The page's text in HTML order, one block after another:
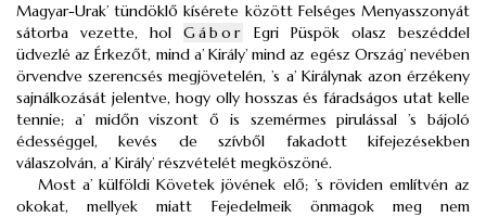
Magyar-Urak’ tündöklő kísérete között Felséges Menyasszonyát
sátorba vezette, hol Gábor Egri Püspök olasz beszéddel
üdvezlé az Érkezőt, mind a’ Király’ mind az egész Ország’ nevében
örvendve szerencsés megjövetelén, ’s a’ Királynak azon érzékeny
sajnálkozását jelentve, hogy olly hosszas és fáradságos utat kelle
tennie; a’ midőn viszont ő is szemérmes pirulással ’s bájoló
édességgel, kevés de szívből fakadott kifejezésekben
válaszolván, a’ Király’ részvételét megköszöné.
Most a’ külföldi Követek jövének elő; ’s röviden említvén az
okokat, mellyek miatt Fejedelmeik önmagok meg nem